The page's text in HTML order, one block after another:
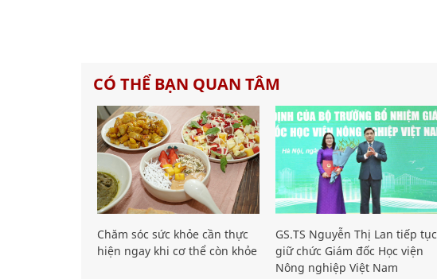
CÓ THỂ BẠN QUAN TÂM
Chăm sóc sức khỏe cần thực
hiện ngay khi cơ thể còn khỏe
GS.TS Nguyễn Thị Lan tiếp tục
giữ chức Giám đốc Học viện
Nông nghiệp Việt Nam